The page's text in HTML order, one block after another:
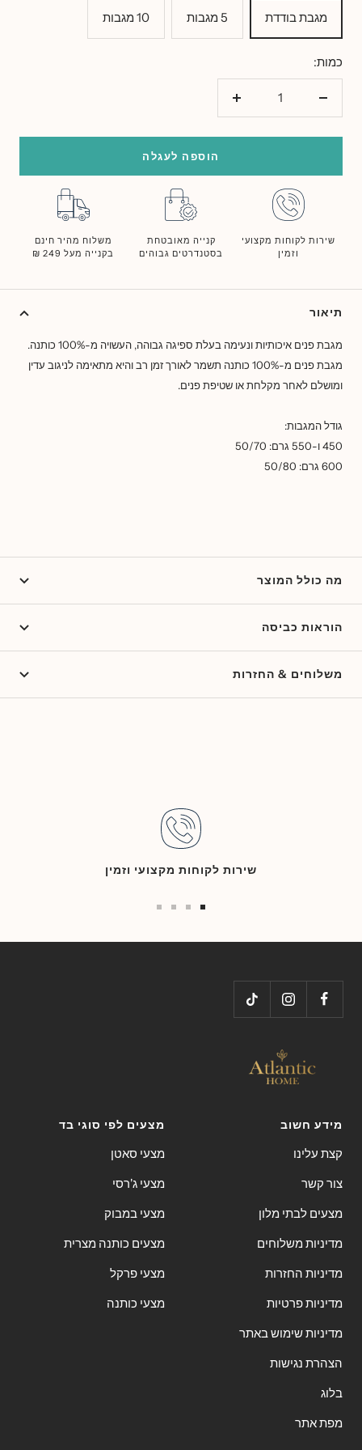
מגבת בודדת 5 מגבות 10 מגבות
כמות:
הוסף
הוספה לעגלה
שירות לקוחות מקצועי
וזמין
קנייה מאובטחת
בסטנדרטים גבוהים
משלוח מהיר חינם
בקנייה מעל 249 ₪
תיאור
מגבת פנים איכותיות ונעימה
בעלת ספיגה גבוהה, העשויה מ-100% כותנה.
מגבת פנים מ-100% כותנה תשמר לאורך זמן רב והיא מתאימה לניגוב עדין
ומושלם לאחר מקלחת או שטיפת פנים.
גודל המגבות:
450 ו-550 גרם: 50/70
600 גרם: 50/80
מה כולל המוצר
הוראות כביסה
משלוחים & החזרות
שירות לקוחות מקצועי וזמין
מידע חשוב
קצת עלינו
צור קשר
מצעים לבתי מלון
מדיניות משלוחים
מדיניות החזרות
מדיניות פרטיות
מדיניות שימוש באתר
הצהרת נגישות
בלוג
מפת אתר
מצעים לפי סוגי בד
מצעי סאטן
מצעי ג'רסי
מצעי במבוק
מצעים כותנה מצרית
מצעי פרקל
מצעי כותנה